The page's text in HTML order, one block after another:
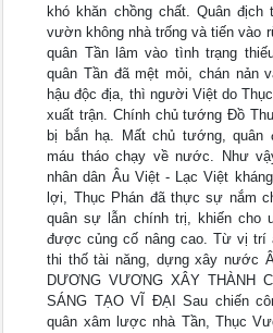
khó khăn chồng chất. Quân
vườn không nhà trống và tiến vào
quân Tần lâm vào tình trạng
quân Tần đã mệt mỏi, chán
hậu độc địa, thì người Việt do
xuất trận. Chính chủ tướng Đồ
bị bắn hạ. Mất chủ tướng, quân
máu tháo chạy về nước. Như
nhân dân Âu Việt - Lạc Việt
lợi, Thục Phán đã thực sự nắm
quân sự lẫn chính trị, khiến cho
được củng cố nâng cao. Từ vị trí
thi thố tài năng, dựng xây nước
DƯƠNG VƯƠNG XÂY THÀNH
SÁNG TẠO VĨ ĐẠI Sau chiến
quân xâm lược nhà Tần, Thục